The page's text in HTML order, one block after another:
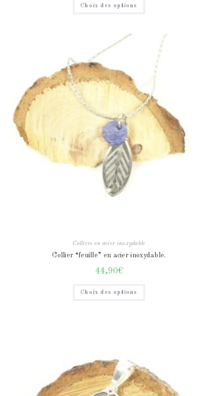
Choix des options
Colliers en acier inoxydable
Collier “feuille” en acier inoxydable.
44,90€
Choix des options